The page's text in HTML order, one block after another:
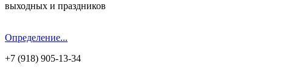
выходных и праздников
Определение...
+7 (918) 905-13-34